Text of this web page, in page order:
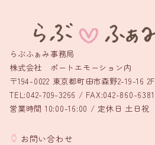
らぶふぁみ事務局
株式会社 ポートエモーション内
〒194-0022 東京都町田市森野2-19-16 2F
TEL:042-709-3266 / FAX:042-860-6381
営業時間 10:00-16:00 / 定休日 土日祝
お問い合わせ